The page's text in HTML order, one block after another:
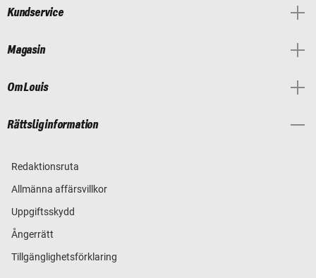
Kundservice
Magasin
Om Louis
Rättslig information
Redaktionsruta
Allmänna affärsvillkor
Uppgiftsskydd
Ångerrätt
Tillgänglighetsförklaring